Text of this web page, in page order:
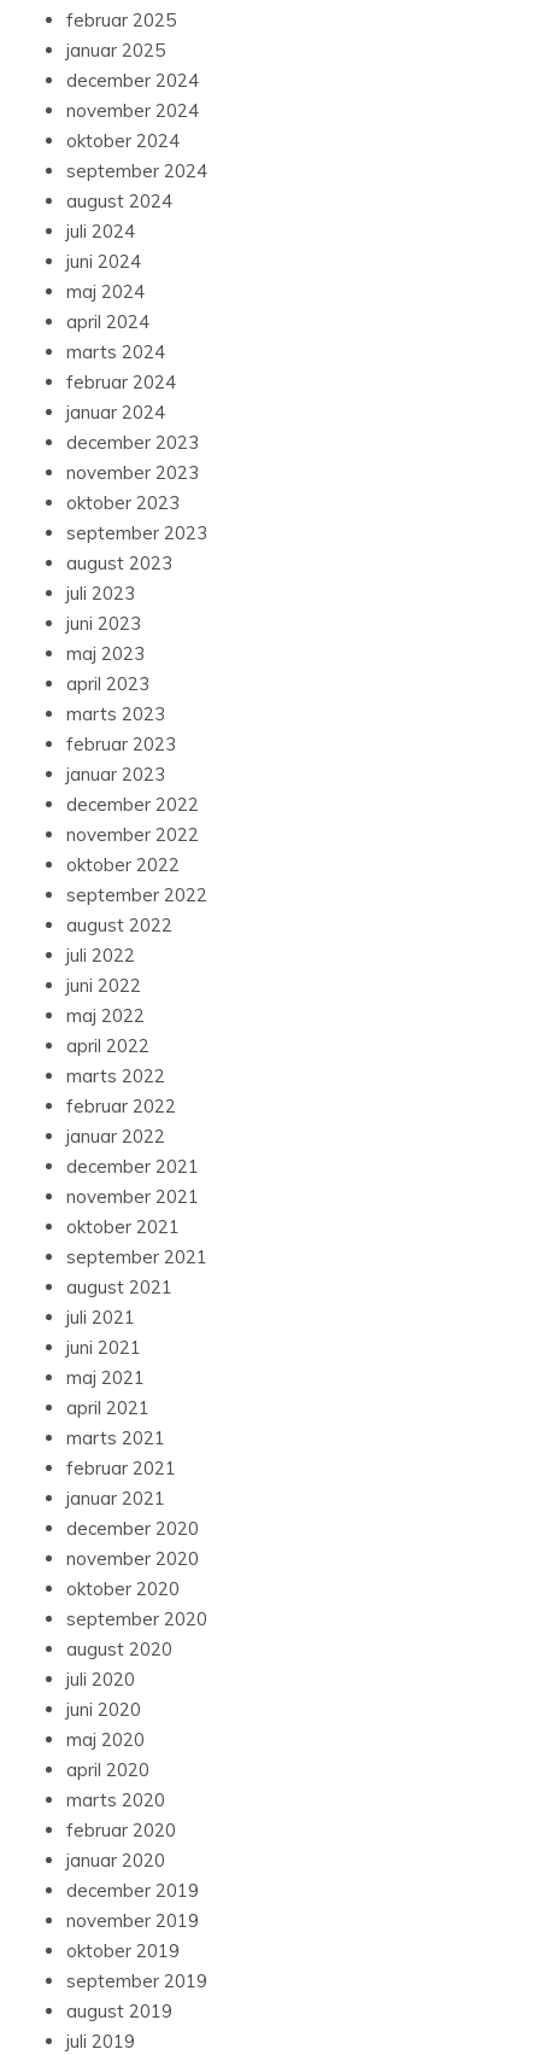
februar 2025
januar 2025
december 2024
november 2024
oktober 2024
september 2024
august 2024
juli 2024
juni 2024
maj 2024
april 2024
marts 2024
februar 2024
januar 2024
december 2023
november 2023
oktober 2023
september 2023
august 2023
juli 2023
juni 2023
maj 2023
april 2023
marts 2023
februar 2023
januar 2023
december 2022
november 2022
oktober 2022
september 2022
august 2022
juli 2022
juni 2022
maj 2022
april 2022
marts 2022
februar 2022
januar 2022
december 2021
november 2021
oktober 2021
september 2021
august 2021
juli 2021
juni 2021
maj 2021
april 2021
marts 2021
februar 2021
januar 2021
december 2020
november 2020
oktober 2020
september 2020
august 2020
juli 2020
juni 2020
maj 2020
april 2020
marts 2020
februar 2020
januar 2020
december 2019
november 2019
oktober 2019
september 2019
august 2019
juli 2019